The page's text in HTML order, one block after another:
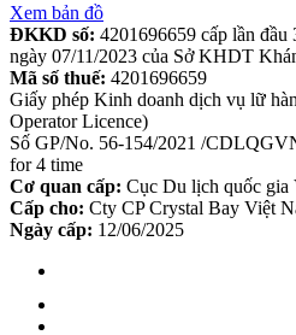
Xem bản đồ
ĐKKD số: 4201696659 cấp lần
ngày 07/11/2023 của Sở KHDT
Mã số thuế: 4201696659
Giấy phép Kinh doanh dịch vụ lữ
Operator Licence)
Số GP/No. 56-154/2021 /
for 4 time
Cơ quan cấp: Cục Du lịch quốc gia
Cấp cho: Cty CP Crystal Bay Việt
Ngày cấp: 12/06/2025